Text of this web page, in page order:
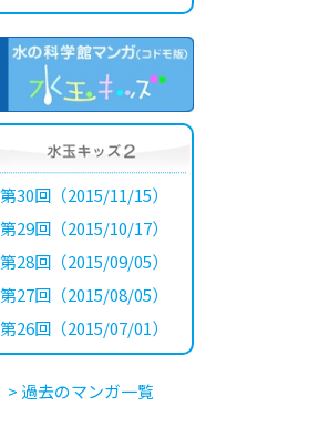
第30回（2015/11/15）
第29回（2015/10/17）
第28回（2015/09/05）
第27回（2015/08/05）
第26回（2015/07/01）
> 過去のマンガ一覧